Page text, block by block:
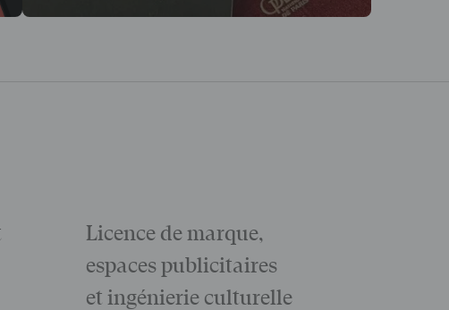
Licence de marque,
espaces publicitaires
et ingénierie culturelle